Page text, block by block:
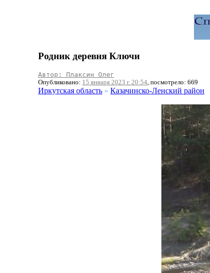
Родник деревня Ключи
Автор: Плаксин Олег
Опубликовано: 15 января 2023 г. 20:54, посмотрело: 669
Иркутская область » Казачинско-Ленский район